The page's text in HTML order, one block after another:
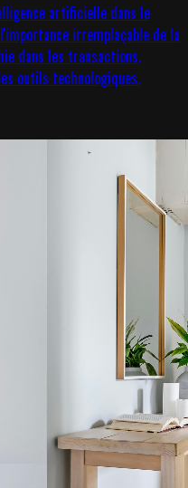
artificielle dans le
irremplaçable de la
dans les transactions,
outils technologiques.